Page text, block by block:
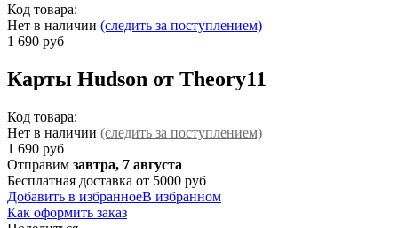
Код товара:
Нет в наличии (следить за поступлением)
1 690 руб
Карты Hudson от Theory11
Код товара:
Нет в наличии (следить за поступлением)
1 690 руб
Отправим завтра, 7 августа
Бесплатная доставка от 5000 руб
Добавить в избранноеВ избранном
Как оформить заказ